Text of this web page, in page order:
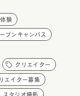
験
プンキャンパス
クリエイター
エイター募集
スタジオ撮影